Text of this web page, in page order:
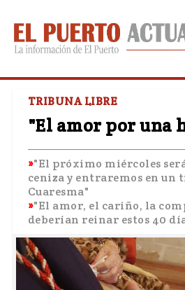
TRIBUNA LIBRE
"El amor por una
"El próximo miércoles
ceniza y entraremos en un
Cuaresma"
"El amor, el cariño, la
deberían reinar estos 40